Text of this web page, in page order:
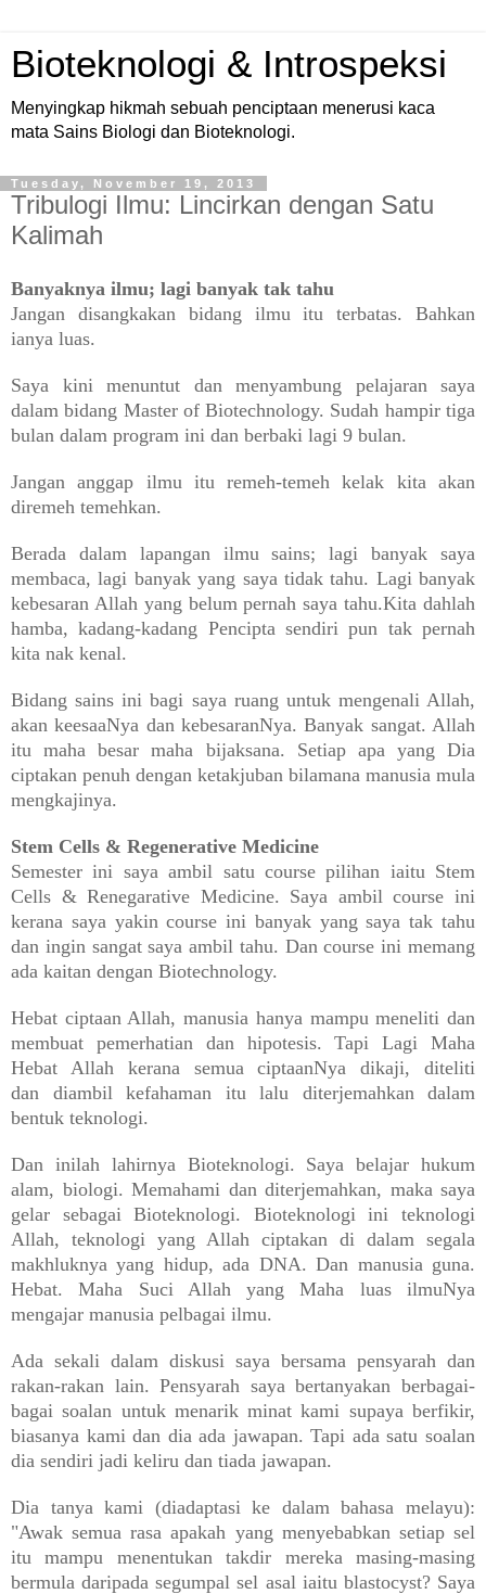
Bioteknologi & Introspeksi
Menyingkap hikmah sebuah penciptaan menerusi kaca
mata Sains Biologi dan Bioteknologi.
Tuesday, November 19, 2013
Tribulogi Ilmu: Lincirkan dengan Satu
Kalimah
Banyaknya ilmu; lagi banyak tak tahu
Jangan disangkakan bidang ilmu itu terbatas. Bahkan
ianya luas.
Saya kini menuntut dan menyambung pelajaran saya
dalam bidang Master of Biotechnology. Sudah hampir tiga
bulan dalam program ini dan berbaki lagi 9 bulan.
Jangan anggap ilmu itu remeh-temeh kelak kita akan
diremeh temehkan.
Berada dalam lapangan ilmu sains; lagi banyak saya
membaca, lagi banyak yang saya tidak tahu. Lagi banyak
kebesaran Allah yang belum pernah saya tahu.Kita dahlah
hamba, kadang-kadang Pencipta sendiri pun tak pernah
kita nak kenal.
Bidang sains ini bagi saya ruang untuk mengenali Allah,
akan keesaaNya dan kebesaranNya. Banyak sangat. Allah
itu maha besar maha bijaksana. Setiap apa yang Dia
ciptakan penuh dengan ketakjuban bilamana manusia mula
mengkajinya.
Stem Cells & Regenerative Medicine
Semester ini saya ambil satu course pilihan iaitu Stem
Cells & Renegarative Medicine. Saya ambil course ini
kerana saya yakin course ini banyak yang saya tak tahu
dan ingin sangat saya ambil tahu. Dan course ini memang
ada kaitan dengan Biotechnology.
Hebat ciptaan Allah, manusia hanya mampu meneliti dan
membuat pemerhatian dan hipotesis. Tapi Lagi Maha
Hebat Allah kerana semua ciptaanNya dikaji, diteliti
dan diambil kefahaman itu lalu diterjemahkan dalam
bentuk teknologi.
Dan inilah lahirnya Bioteknologi. Saya belajar hukum
alam, biologi. Memahami dan diterjemahkan, maka saya
gelar sebagai Bioteknologi. Bioteknologi ini teknologi
Allah, teknologi yang Allah ciptakan di dalam segala
makhluknya yang hidup, ada DNA. Dan manusia guna.
Hebat. Maha Suci Allah yang Maha luas ilmuNya
mengajar manusia pelbagai ilmu.
Ada sekali dalam diskusi saya bersama pensyarah dan
rakan-rakan lain. Pensyarah saya bertanyakan berbagai-
bagai soalan untuk menarik minat kami supaya berfikir,
biasanya kami dan dia ada jawapan. Tapi ada satu soalan
dia sendiri jadi keliru dan tiada jawapan.
Dia tanya kami (diadaptasi ke dalam bahasa melayu):
"Awak semua rasa apakah yang menyebabkan setiap sel
itu mampu menentukan takdir mereka masing-masing
bermula daripada segumpal sel asal iaitu blastocyst? Saya